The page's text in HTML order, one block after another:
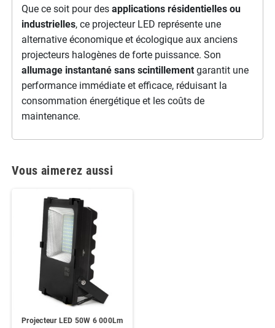
Que ce soit pour des applications résidentielles ou
industrielles, ce projecteur LED représente une
alternative économique et écologique aux anciens
projecteurs halogènes de forte puissance. Son
allumage instantané sans scintillementgarantit une
performance immédiate et efficace, réduisant la
consommation énergétique et les coûts de
maintenance.
Vous aimerez aussi
Projecteur LED 50W 6 000Lm